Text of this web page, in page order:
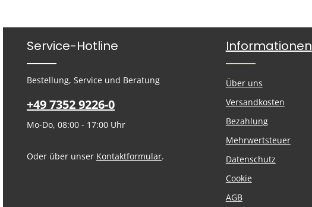
Service-Hotline
Bestellung, Service und Beratung
+49 7352 9226-0
Mo-Do, 08:00 - 17:00 Uhr
Oder über unser Kontaktformular.
Informationen
Über uns
Versandkosten
Bezahlung
Mehrwertsteuer
Datenschutz
Cookie
AGB